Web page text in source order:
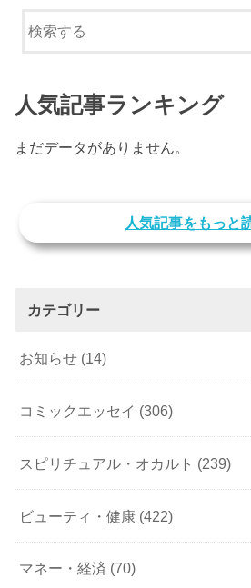
人気記事ランキング
まだデータがありません。
人気記事をもっと
カテゴリー
お知らせ (14)
コミックエッセイ (306)
スピリチュアル・オカルト (239)
ビューティ・健康 (422)
マネー・経済 (70)